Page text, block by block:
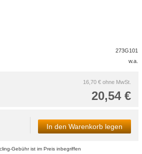
273G101
w.a.
16,70 € ohne MwSt.
20,54 €
In den Warenkorb legen
Gebühr ist im Preis inbegriffen